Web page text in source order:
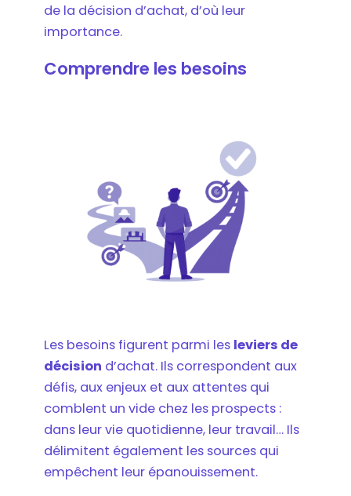
de la décision d’achat, d’où leur
importance.
Comprendre les besoins
Les besoins figurent parmi les leviers de
décision d’achat. Ils correspondent aux
défis, aux enjeux et aux attentes qui
comblent un vide chez les prospects :
dans leur vie quotidienne, leur travail… Ils
délimitent également les sources qui
empêchent leur épanouissement.